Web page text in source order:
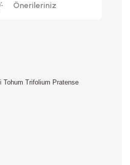
Önerileriniz
Tohum Trifolium Pratense